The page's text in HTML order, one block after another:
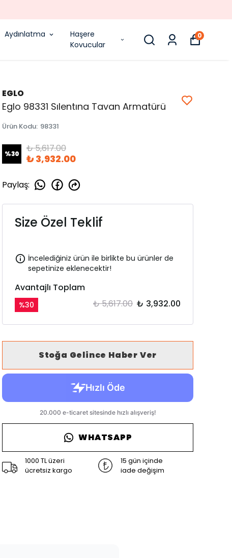
Aydınlatma
Haşere
Kovucular
0
EGLO
Eglo 98331 Sılentına Tavan Armatürü
Ürün Kodu: 98331
%30 ₺ 5,617.00
₺ 3,932.00
Paylaş:
Size Özel Teklif
İncelediğiniz ürün ile birlikte bu ürünler de
sepetinize eklenecektir!
Avantajlı Toplam
%30 ₺ 5,617.00 ₺ 3,932.00
Stoğa Gelince Haber Ver
WHATSAPP
1000 TL üzeri
ücretsiz kargo
15 gün içinde
iade değişim